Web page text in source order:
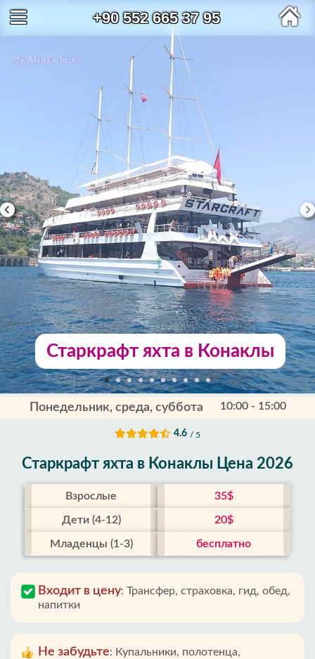
+90 552 665 37 95
Старкрафт яхта в Конаклы
Понедельник, среда, суббота 10:00 - 15:00
4.6 / 5
Старкрафт яхта в Конаклы Цена 2026
Взрослые 35$
Дети (4-12) 20$
Младенцы (1-3) бесплатно
Входит в цену: Трансфер, страховка, гид, обед,
напитки
Не забудьте: Купальники, полотенца,